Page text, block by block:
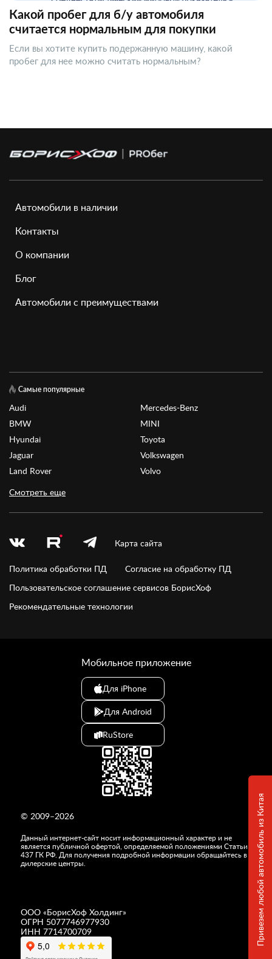
Какой пробег для б/у автомобиля
считается нормальным для покупки
Если вы хотите купить подержанную машину, какой
пробег для нее можно считать нормальным?
Привезем любой автомобиль из Китая
Автомобили в наличии
Контакты
О компании
Блог
Автомобили с преимуществами
Самые популярные
Audi
BMW
Hyundai
Jaguar
Land Rover
Mercedes-Benz
MINI
Toyota
Volkswagen
Volvo
Смотреть еще
Карта сайта
Политика обработки ПД
Согласие на обработку ПД
Пользовательское соглашение сервисов БорисХоф
Рекомендательные технологии
© 2009–2026
Данный интернет-сайт носит информационный характер и не
является публичной офертой, определяемой положениями Статьи
437 ГК РФ. Для получения подробной информации обращайтесь в
дилерские центры.
ООО «БорисХоф Холдинг»
ОГРН 5077746977930
ИНН 7714700709
Мобильное приложение
Для iPhone
Для Android
RuStore